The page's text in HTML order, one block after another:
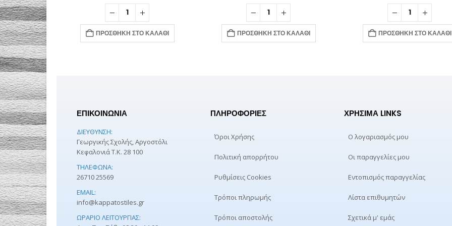
ΚΑΛΆΘΙ ΠΡΟΣΘΉΚΗ ΣΤΟ ΚΑΛΆΘΙ ΠΡΟΣΘΉΚΗ ΣΤΟ ΚΑΛΆΘΙ ΠΡΟΣΘΉΚΗ ΣΤΟ ΚΑΛΆΘΙ
ΕΠΙΚΟΙΝΩΝΙΑ
ΔΙΕΎΘΥΝΣΗ:
Γεωργικής Σχολής, Αργοστόλι
Κεφαλονιά Τ.Κ. 28 100
ΤΗΛΈΦΩΝΑ:
26710 25569
EMAIL:
info@kappatostiles.gr
ΩΡΆΡΙΟ ΛΕΙΤΟΥΡΓΊΑΣ:
ΠΛΗΡΟΦΟΡΊΕΣ
Όροι Χρήσης
Πολιτική απορρήτου
Ρυθμίσεις Cookies
Τρόποι πληρωμής
Τρόποι αποστολής
ΧΡΉΣΙΜΑ LINKS
Ο λογαριασμός μου
Οι παραγγελίες μου
Εντοπισμός παραγγελίας
Λίστα επιθυμητών
Σχετικά μ' εμάς